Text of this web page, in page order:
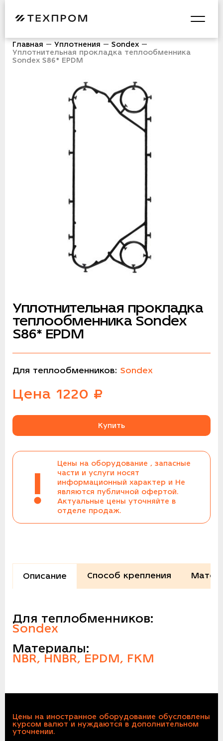
Главная Уплотнения
Sondex
Уплотнительная прокладка теплообменника
Sondex S86* EPDM
Уплотнительная прокладка
теплообменника Sondex
S86* EPDM
Для теплообменников: Sondex
Цена 1220 ₽
Купить
!
Цены на оборудование , запасные
части и услуги носят
информационный характер и Не
являются публичной офертой.
Актуальные цены уточняйте в
отделе продаж.
Описание Способ крепления
Для теплобменников:
Sondex
Материалы:
NBR, HNBR, EPDM, FKM
Цены на иностранное оборудование обусловлены
курсом валют и нуждаются в дополнительном
уточнении.